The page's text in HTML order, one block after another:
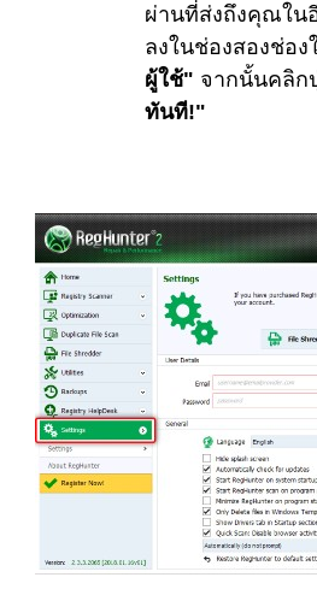
ผ่านที่ส่งถึงคุณใน
ลงในช่องสองช่อง
ผู้ใช้" จากนั้นคลิก
ทันที!"